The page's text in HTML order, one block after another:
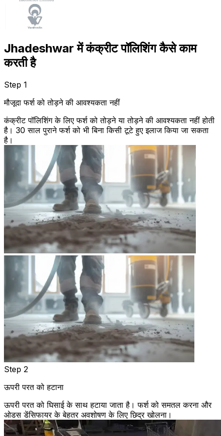
Jhadeshwar में कंक्रीट पॉलिशिंग कैसे काम
करती है
Step 1
मौजूदा फर्श को तोड़ने की आवश्यकता नहीं
कंक्रीट पॉलिशिंग के लिए फर्श को तोड़ने या तोड़ने की आवश्यकता नहीं होती
है। 30 साल पुराने फर्श को भी बिना किसी टूटे हुए इलाज किया जा सकता
है।
Step 2
ऊपरी परत को हटाना
ऊपरी परत को घिसाई के साथ हटाया जाता है। फर्श को समतल करना और
ओडस डेंसिफायर के बेहतर अवशोषण के लिए छिद्र खोलना।